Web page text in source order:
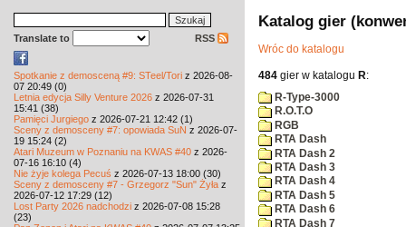
Translate to RSS
Spotkanie z demosceną #9: STeel/Tori z 2026-08-
07 20:49 (0)
Letnia edycja Silly Venture 2026 z 2026-07-31
15:41 (38)
Pamięci Jurgiego z 2026-07-21 12:42 (1)
Sceny z demosceny #7: opowiada SuN z 2026-07-
19 15:24 (2)
Atari Muzeum w Poznaniu na KWAS #40 z 2026-
07-16 16:10 (4)
Nie żyje kolega Pecuś z 2026-07-13 18:00 (30)
Sceny z demosceny #7 - Grzegorz "Sun" Żyła z
2026-07-12 17:29 (12)
Lost Party 2026 nadchodzi z 2026-07-08 15:28
(23)
Katalog gier
Wróc do katalogu
484 gier w katalogu R:
R-Type-3000
R.O.T.O
RGB
RTA Dash
RTA Dash 2
RTA Dash 3
RTA Dash 4
RTA Dash 5
RTA Dash 6
RTA Dash 7